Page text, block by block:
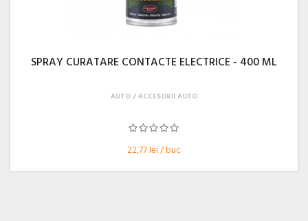
SPRAY CURATARE CONTACTE ELECTRICE - 400 ML
22,77 lei / buc
AUTO ACCESORII AUTO